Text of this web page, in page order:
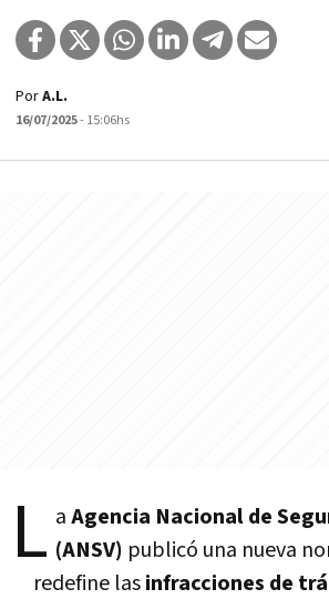
PorA.L.
16/07/2025- 15:06hs
L aAgencia Nacional de
(ANSV) publicó una nueva
redefine lasinfracciones de